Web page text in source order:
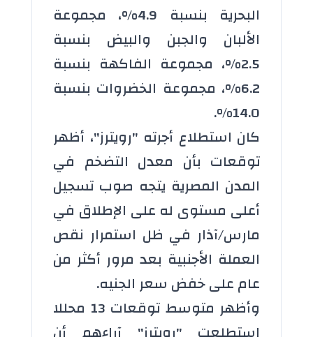
البحرية بنسبة 4.9%، مجموعة
الألبان والجبن والبيض بنسبة
2.5%، مجموعة الفاكهة بنسبة
6.2%، مجموعة الخضروات بنسبة
14.0%.
كان استطلاع أجرته "رويترز"، أظهر
توقعات بأن معدل التضخم في
المدن المصرية يتجه صوب تسجيل
أعلى مستوى له على الإطلاق في
مارس/آذار في ظل استمرار نقص
العملة الأجنبية بعد مرور أكثر من
عام على خفض سعر الجنيه.
وأظهر متوسط توقعات 13 محللا